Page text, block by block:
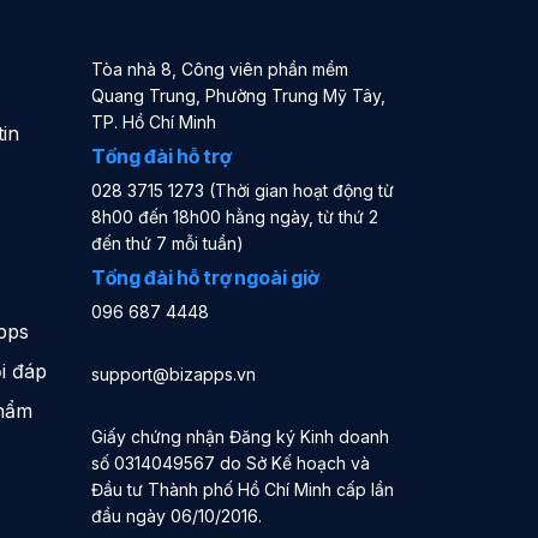
đáp
Tòa nhà 8, Công viên phần mềm
Quang Trung, Phường Trung Mỹ Tây,
TP. Hồ Chí Minh
Tổng đài hỗ trợ
028 3715 1273 (Thời gian hoạt động từ
8h00 đến 18h00 hằng ngày, từ thứ 2
đến thứ 7 mỗi tuần)
Tổng đài hỗ trợ ngoài giờ
096 687 4448
support@bizapps.vn
Giấy chứng nhận Đăng ký Kinh doanh
số 0314049567 do Sở Kế hoạch và
Đầu tư Thành phố Hồ Chí Minh cấp lần
đầu ngày 06/10/2016.